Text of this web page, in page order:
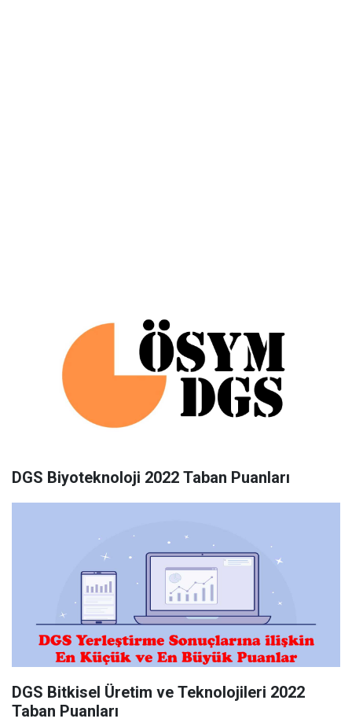
DGS Biyoteknoloji 2022 Taban Puanları
DGS Bitkisel Üretim ve Teknolojileri 2022
Taban Puanları